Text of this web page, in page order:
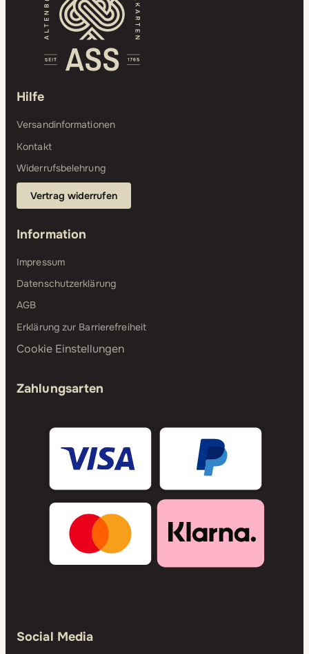
Hilfe
Versandinformationen
Kontakt
Widerrufsbelehrung
Vertrag widerrufen
Information
Impressum
Datenschutzerklärung
AGB
Erklärung zur Barrierefreiheit
Cookie Einstellungen
Zahlungsarten
Social Media